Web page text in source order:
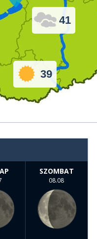
41
39
SZOMBAT
08.08